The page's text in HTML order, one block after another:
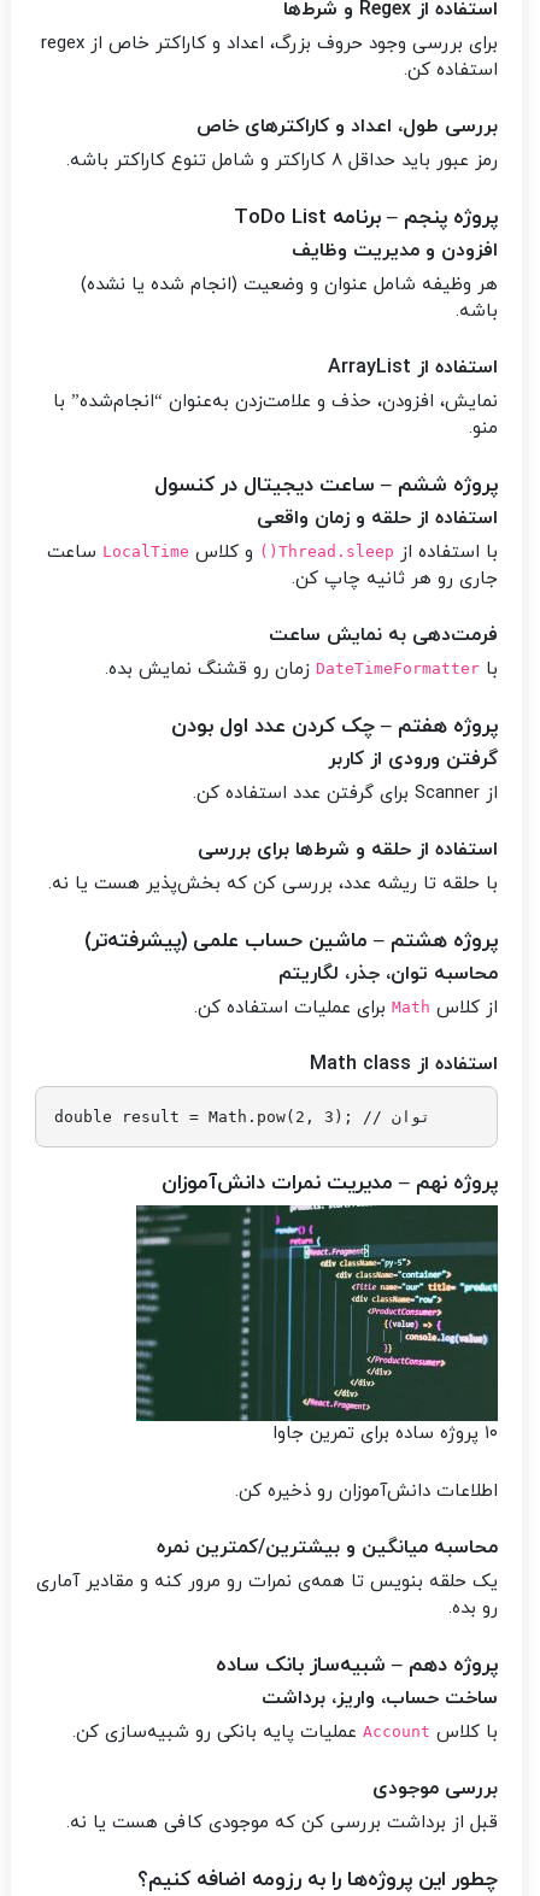
استفاده از Regex و شرط‌ها
برای بررسی وجود حروف بزرگ، اعداد و کاراکتر خاص از regex
استفاده کن.
بررسی طول، اعداد و کاراکترهای خاص
رمز عبور باید حداقل ۸ کاراکتر و شامل تنوع کاراکتر باشه.
پروژه پنجم – برنامه ToDo List
افزودن و مدیریت وظایف
هر وظیفه شامل عنوان و وضعیت (انجام شده یا نشده)
باشه.
استفاده از ArrayList
نمایش، افزودن، حذف و علامت‌زدن به‌عنوان “انجام‌شده” با
منو.
پروژه ششم – ساعت دیجیتال در کنسول
استفاده از حلقه و زمان واقعی
با استفاده از Thread.sleep() و کلاس LocalTime ساعت
جاری رو هر ثانیه چاپ کن.
فرمت‌دهی به نمایش ساعت
با DateTimeFormatter زمان رو قشنگ نمایش بده.
پروژه هفتم – چک کردن عدد اول بودن
گرفتن ورودی از کاربر
از Scanner برای گرفتن عدد استفاده کن.
استفاده از حلقه و شرط‌ها برای بررسی
با حلقه تا ریشه عدد، بررسی کن که بخش‌پذیر هست یا نه.
پروژه هشتم – ماشین حساب علمی (پیشرفته‌تر)
محاسبه توان، جذر، لگاریتم
از کلاس Math برای عملیات استفاده کن.
استفاده از Math class
پروژه نهم – مدیریت نمرات دانش‌آموزان
۱۰ پروژه ساده برای تمرین جاوا
اطلاعات دانش‌آموزان رو ذخیره کن.
محاسبه میانگین و بیشترین/کمترین نمره
یک حلقه بنویس تا همه‌ی نمرات رو مرور کنه و مقادیر آماری
رو بده.
پروژه دهم – شبیه‌ساز بانک ساده
ساخت حساب، واریز، برداشت
با کلاس Account عملیات پایه بانکی رو شبیه‌سازی کن.
بررسی موجودی
قبل از برداشت بررسی کن که موجودی کافی هست یا نه.
چطور این پروژه‌ها را به رزومه اضافه کنیم؟